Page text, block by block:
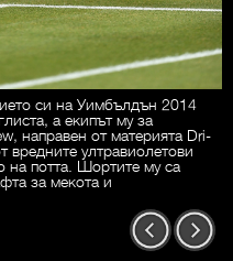
си на Уимбълдън 2014
а екипът му за
направен от материята Dri-
вредните ултравиолетови
на потта. Шортите му са
за мекота и